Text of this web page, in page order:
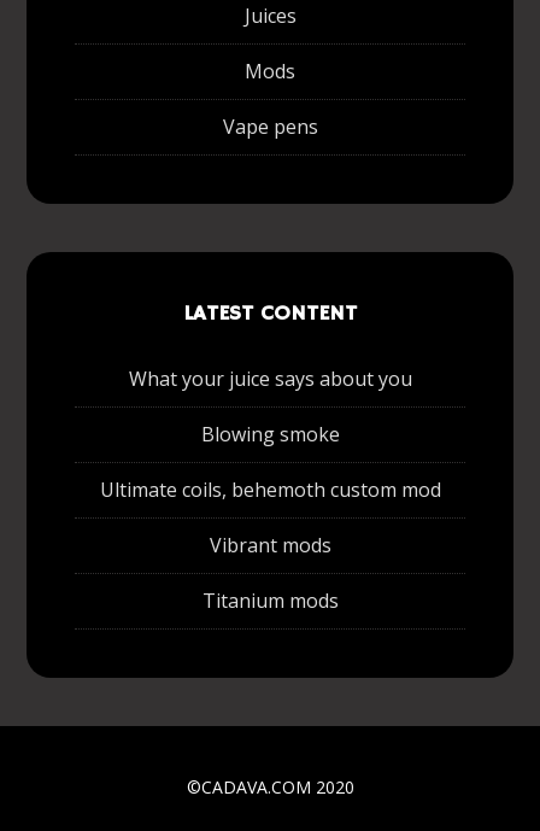
Juices
Mods
Vape pens
LATEST CONTENT
What your juice says about you
Blowing smoke
Ultimate coils, behemoth custom mod
Vibrant mods
Titanium mods
©CADAVA.COM 2020